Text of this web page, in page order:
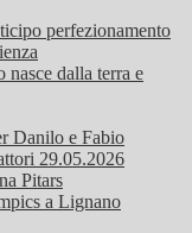
perfezionamento
dalla terra e
Danilo e Fabio
29.05.2026
Pitars
a Lignano